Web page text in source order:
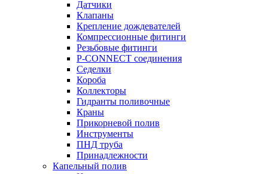
Датчики
Клапаны
Крепление дождевателей
Компрессионные фитинги
Резьбовые фитинги
P-CONNECT соединения
Седелки
Короба
Коллекторы
Гидранты поливочные
Краны
Прикорневой полив
Инструменты
ПНД труба
Принадлежности
Капельный полив